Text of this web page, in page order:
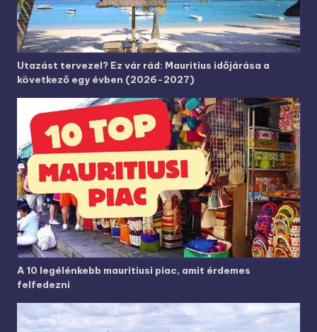
Utazást tervezel? Ez vár rád: Mauritius időjárása a
következő egy évben (2026-2027)
A 10 legélénkebb mauritiusi piac, amit érdemes
felfedezni